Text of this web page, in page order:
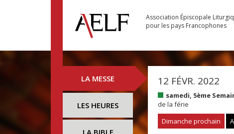
Association Épiscopale
pour les pays Francophones
LA MESSE
LES HEURES
12 FÉVR. 2022
samedi, 5ème
de la férie
Dimanche prochain